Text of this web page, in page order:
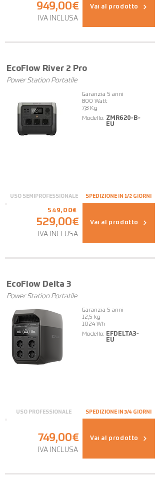
949,00€
IVA INCLUSA
Vai al prodotto
EcoFlow River 2 Pro
Power Station Portatile
Garanzia 5 anni
800 Watt
7,8 Kg
Modello: ZMR620-B-
EU
USO SEMIPROFESSIONALE SPEDIZIONE IN 1/2 GIORNI
549,00€
529,00€
IVA INCLUSA
Vai al prodotto
EcoFlow Delta 3
Power Station Portatile
Garanzia 5 anni
12,5 kg
1024 Wh
Modello: EFDELTA3-
EU
USO PROFESSIONALE SPEDIZIONE IN 3/4 GIORNI
749,00€
IVA INCLUSA
Vai al prodotto